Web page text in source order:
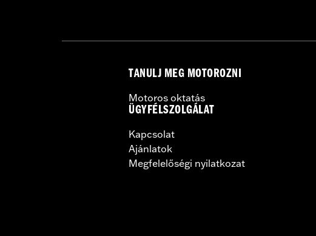
TANULJ MEG MOTOROZNI
Motoros oktatás
ÜGYFÉLSZOLGÁLAT
Kapcsolat
Ajánlatok
Megfelelőségi nyilatkozat